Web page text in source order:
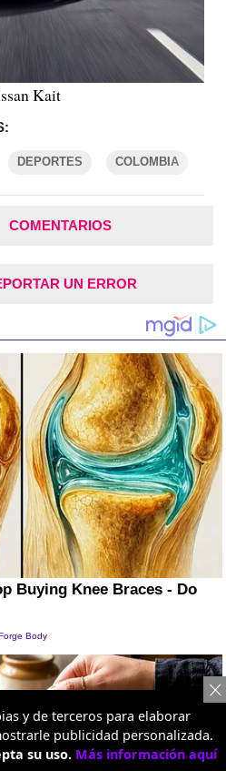
Kait
DEPORTES COLOMBIA
COMENTARIOS
UN ERROR
y de terceros para elaborar
publicidad personalizada.
su uso. Más información aquí